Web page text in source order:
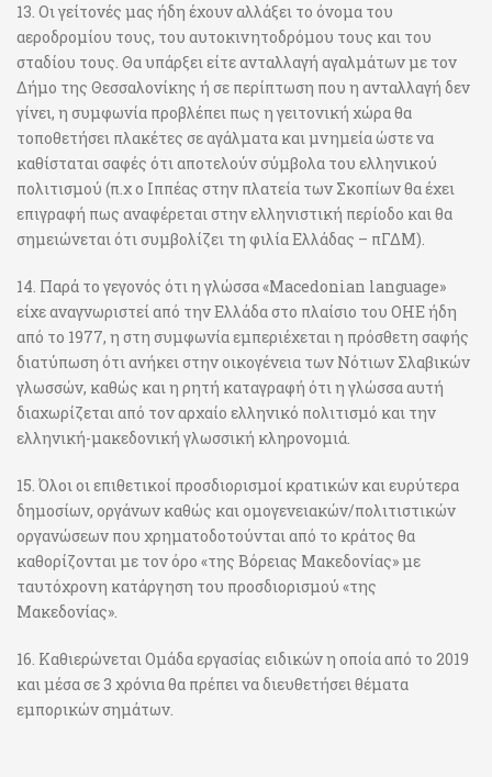
13. Οι γείτονές μας ήδη έχουν αλλάξει το όνομα του
αεροδρομίου τους, του αυτοκινητοδρόμου τους και του
σταδίου τους. Θα υπάρξει είτε ανταλλαγή αγαλμάτων με τον
Δήμο της Θεσσαλονίκης ή σε περίπτωση που η ανταλλαγή δεν
γίνει, η συμφωνία προβλέπει πως η γειτονική χώρα θα
τοποθετήσει πλακέτες σε αγάλματα και μνημεία ώστε να
καθίσταται σαφές ότι αποτελούν σύμβολα του ελληνικού
πολιτισμού (π.χ ο Ιππέας στην πλατεία των Σκοπίων θα έχει
επιγραφή πως αναφέρεται στην ελληνιστική περίοδο και θα
σημειώνεται ότι συμβολίζει τη φιλία Ελλάδας – πΓΔΜ).
14. Παρά το γεγονός ότι η γλώσσα «Macedonian language»
είχε αναγνωριστεί από την Ελλάδα στο πλαίσιο του ΟΗΕ ήδη
από το 1977, η στη συμφωνία εμπεριέχεται η πρόσθετη σαφής
διατύπωση ότι ανήκει στην οικογένεια των Νότιων Σλαβικών
γλωσσών, καθώς και η ρητή καταγραφή ότι η γλώσσα αυτή
διαχωρίζεται από τον αρχαίο ελληνικό πολιτισμό και την
ελληνική-μακεδονική γλωσσική κληρονομιά.
15. Όλοι οι επιθετικοί προσδιορισμοί κρατικών και ευρύτερα
δημοσίων, οργάνων καθώς και ομογενειακών/πολιτιστικών
οργανώσεων που χρηματοδοτούνται από το κράτος θα
καθορίζονται με τον όρο «της Βόρειας Μακεδονίας» με
ταυτόχρονη κατάργηση του προσδιορισμού «της
Μακεδονίας».
16. Καθιερώνεται Ομάδα εργασίας ειδικών η οποία από το 2019
και μέσα σε 3 χρόνια θα πρέπει να διευθετήσει θέματα
εμπορικών σημάτων.